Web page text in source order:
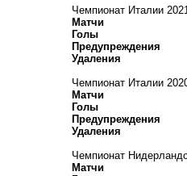
Чемпионат Италии
Матчи
Голы
Предупреждения
Удаления
Чемпионат Италии
Матчи
Голы
Предупреждения
Удаления
Чемпионат
Матчи